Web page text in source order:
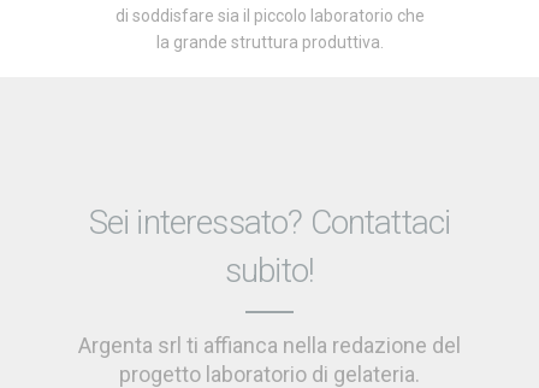
di soddisfare sia il piccolo laboratorio che
la grande struttura produttiva.
Sei interessato? Contattaci
subito!
Argenta srl ti affianca nella redazione del
progetto laboratorio di gelateria.